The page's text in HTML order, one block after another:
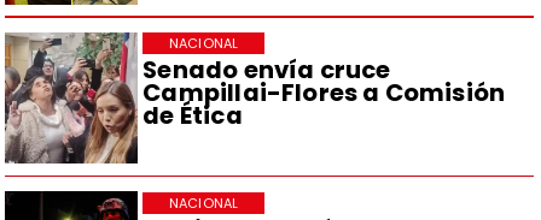
Senado envía cruce
Campillai-Flores a Comisión
de Ética
NACIONAL
NACIONAL